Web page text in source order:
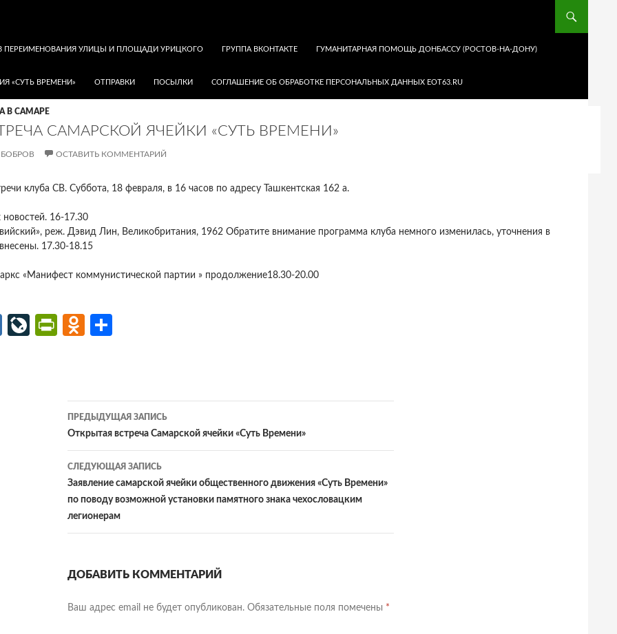
ПЕРЕИМЕНОВАНИЯ УЛИЦЫ И ПЛОЩАДИ УРИЦКОГО ГРУППА ВКОНТАКТЕ ГУМАНИТАРНАЯ ПОМОЩЬ ДОНБАССУ (РОСТОВ-НА-ДОНУ)
«СУТЬ ВРЕМЕНИ» ОТПРАВКИ ПОСЫЛКИ СОГЛАШЕНИЕ ОБ ОБРАБОТКЕ ПЕРСОНАЛЬНЫХ ДАННЫХ EOT63.RU
В САМАРЕ
САМАРСКОЙ ЯЧЕЙКИ «СУТЬ ВРЕМЕНИ»
БОБРОВ ОСТАВИТЬ КОММЕНТАРИЙ
клуба СВ. Суббота, 18 февраля, в 16 часов по адресу Ташкентская 162 а.
16-17.30
реж. Дэвид Лин, Великобритания, 1962 Обратите внимание программа клуба немного изменилась, уточнения в
17.30-18.15
«Манифест коммунистической партии » продолжение18.30-20.00
M
Li
Pr
e
n
dl
y
O
kl
as
sn
iki
ав
и
ть
Навигация
по
записям
ПРЕДЫДУЩАЯ ЗАПИСЬ
Открытая встреча Самарской ячейки «Суть Времени»
СЛЕДУЮЩАЯ ЗАПИСЬ
Заявление самарской ячейки общественного движения «Суть Времени»
по поводу возможной установки памятного знака чехословацким
легионерам
ДОБАВИТЬ КОММЕНТАРИЙ
Ваш адрес email не будет опубликован. Обязательные поля помечены *